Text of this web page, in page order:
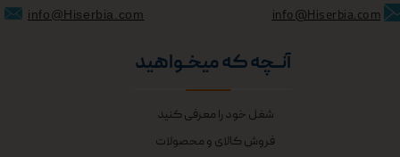
شغل خود را معرفی کنید
فروش کالای و محصولات
آنــچه که میخــواهید
info@Hiserbia.com
info@Hiserbia.com